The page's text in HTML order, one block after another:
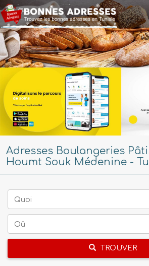
Adresses Boulangeries
Houmt Souk Médenine -
Quoi
Oû
TROUVER